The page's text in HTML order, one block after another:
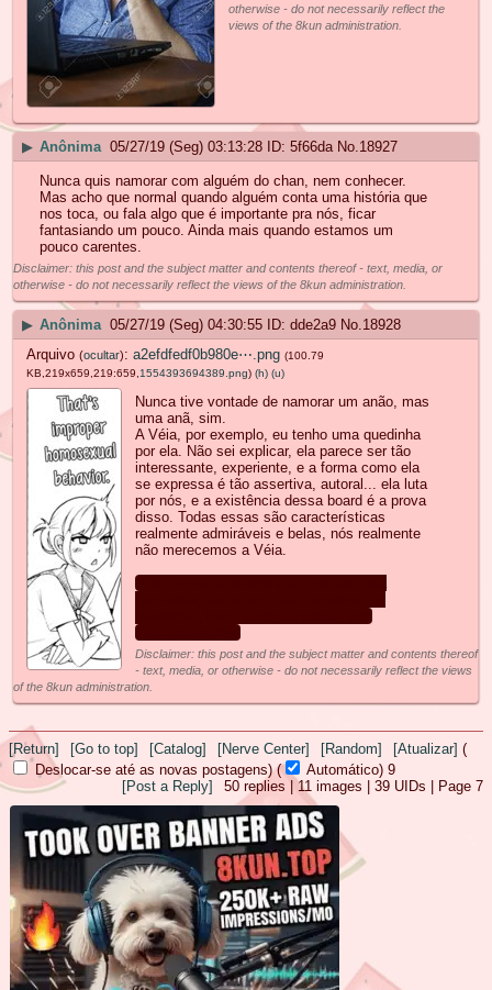
otherwise - do not necessarily reflect the
views of the 8kun administration.
▶ Anônima 05/27/19 (Seg) 03:13:28 5f66da No. 18927
Nunca quis namorar com alguém do chan, nem conhecer.
Mas acho que normal quando alguém conta uma história que
nos toca, ou fala algo que é importante pra nós, ficar
fantasiando um pouco. Ainda mais quando estamos um
pouco carentes.
Disclaimer: this post and the subject matter and contents thereof - text, media, or
otherwise - do not necessarily reflect the views of the 8kun administration.
▶ Anônima 05/27/19 (Seg) 04:30:55 dde2a9 No.18928
Arquivo (ocultar): a2efdfedf0b980e⋯.png (100.79
KB,219x659,219:659, 1554393694389.png) (h) (u)
Nunca tive vontade de namorar um anão, mas
uma anã, sim.
A Véia, por exemplo, eu tenho uma quedinha
por ela. Não sei explicar, ela parece ser tão
interessante, experiente, e a forma como ela
se expressa é tão assertiva, autoral... ela luta
por nós, e a existência dessa board é a prova
disso. Todas essas são características
realmente admiráveis e belas, nós realmente
não merecemos a Véia.
Disclaimer: this post and the subject matter and contents thereof
- text, media, or otherwise - do not necessarily reflect the views
of the 8kun administration.
[Return] [Go to top] [Catalog] [Nerve Center] [Random] [Atualizar] (
Deslocar-se até as novas postagens)( Automático) 8
50 replies | 11 images | 39 UIDs | Page 7
[Post a Reply]